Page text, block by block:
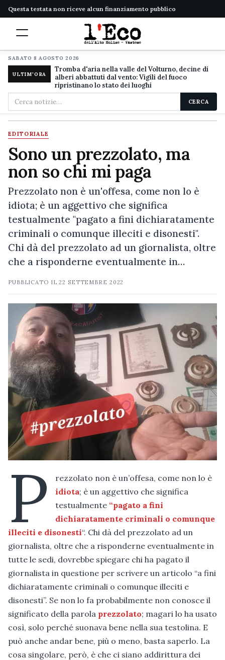
Questa testata non riceve alcun finanziamento pubblico
SABATO 8 AGOSTO 2026
ULTIM'ORA
Tromba d'aria nella valle del Volturno, decine di
alberi abbattuti dal vento: Vigili del fuoco
ripristinano lo stato dei luoghi
Cerca
nel
sito
CERCA
EDITORIALE
Sono un prezzolato, ma
non so chi mi paga
Prezzolato non è un'offesa, come non lo è
idiota; è un aggettivo che significa
testualmente "pagato a fini dichiaratamente
criminali o comunque illeciti e disonesti".
Chi dà del prezzolato ad un giornalista, oltre
che a risponderne eventualmente in…
PUBBLICATO IL22 SETTEMBRE 2022
P
rezzolato non è un’offesa, come non lo è
idiota; è un aggettivo che significa
testualmente “pagato a fini
dichiaratamente criminali o comunque
illeciti e disonesti“. Chi dà del prezzolato ad un
giornalista, oltre che a risponderne eventualmente in
tutte le sedi, dovrebbe spiegare chi ha pagato il
giornalista in questione per scrivere un articolo “a fini
dichiaratamente criminali o comunque illeciti e
disonesti”. Se non lo fa probabilmente non conosce il
significato della parola prezzolato; magari lo ha usato
così, solo perché suonava bene nella sua testolina. E
può anche andar bene, più o meno, basta saperlo. La
cosa singolare, però, è che ci siano addirittura dei